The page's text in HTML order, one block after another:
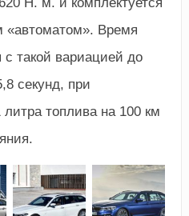
«автоматом». Время
с такой вариацией до
секунд, при
топлива на 100 км